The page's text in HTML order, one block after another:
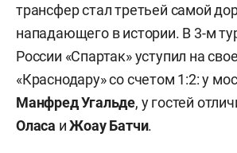
трансфер стал третьей самой
нападающего в истории. В 3-м
России «Спартак» уступил на
«Краснодару» со счетом 1:2: у
Манфред Угальде, у гостей
Оласа иЖоау Батчи.